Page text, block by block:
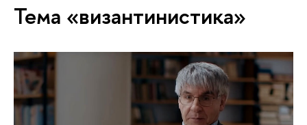
Тема «византинистика»